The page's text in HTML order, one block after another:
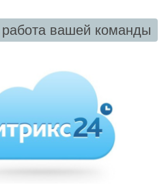
вашей команды